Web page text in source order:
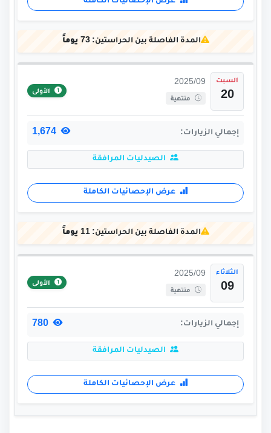
المدة الفاصلة بين الحراستين:73 يوماً
السبت
20
2025/09
منتهية
الأولى
إجمالي الزيارات:
الصيدليات المرافقة
عرض الإحصائيات الكاملة
المدة الفاصلة بين الحراستين:11 يوماً
الثلاثاء
09
2025/09
منتهية
الأولى
إجمالي الزيارات:
الصيدليات المرافقة
عرض الإحصائيات الكاملة